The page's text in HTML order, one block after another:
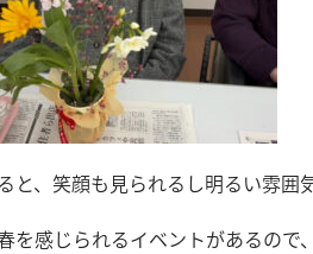
と、笑顔も見られるし明るい雰囲
を感じられるイベントがあるので